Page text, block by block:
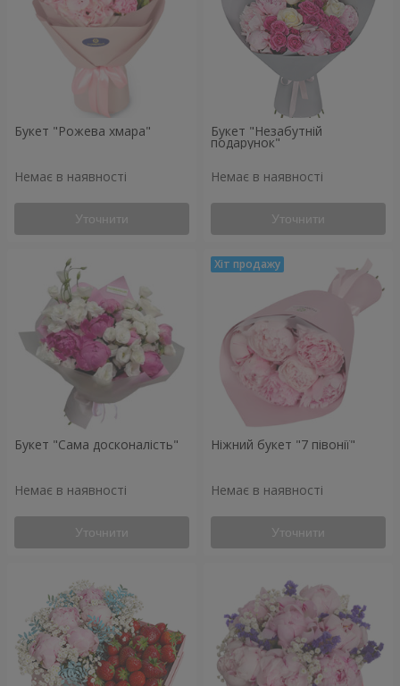
Букет "Рожева хмара"
Немає в наявності
Уточнити
Букет "Незабутній
подарунок"
Немає в наявності
Уточнити
Букет "Сама досконалість"
Немає в наявності
Уточнити
Ніжний букет "7 півонії"
Немає в наявності
Уточнити